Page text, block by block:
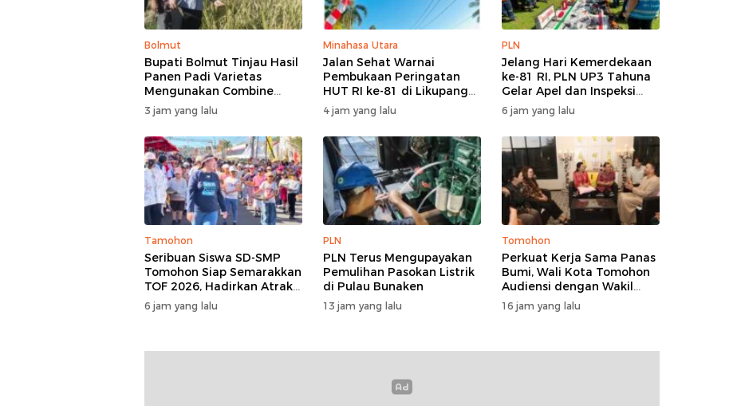
Bolmut
Bupati Bolmut Tinjau Hasil
Panen Padi Varietas
Mengunakan Combine
Harvester
3 jam yang lalu
Minahasa Utara
Jalan Sehat Warnai
Pembukaan Peringatan
HUT RI ke-81 di Likupang
Barat
4 jam yang lalu
PLN
Jelang Hari Kemerdekaan
ke-81 RI, PLN UP3 Tahuna
Gelar Apel dan Inspeksi
Peralatan Guna Pastikan
Keandalan Listrik
Kepulauan Nusa Utara
6 jam yang lalu
Tamohon
Seribuan Siswa SD-SMP
Tomohon Siap Semarakkan
TOF 2026, Hadirkan Atraksi
Kolosal dan Harmoni Seni
Budaya
6 jam yang lalu
PLN
PLN Terus Mengupayakan
Pemulihan Pasokan Listrik
di Pulau Bunaken
13 jam yang lalu
Tomohon
Perkuat Kerja Sama Panas
Bumi, Wali Kota Tomohon
Audiensi dengan Wakil
Dubes Selandia Baru
16 jam yang lalu